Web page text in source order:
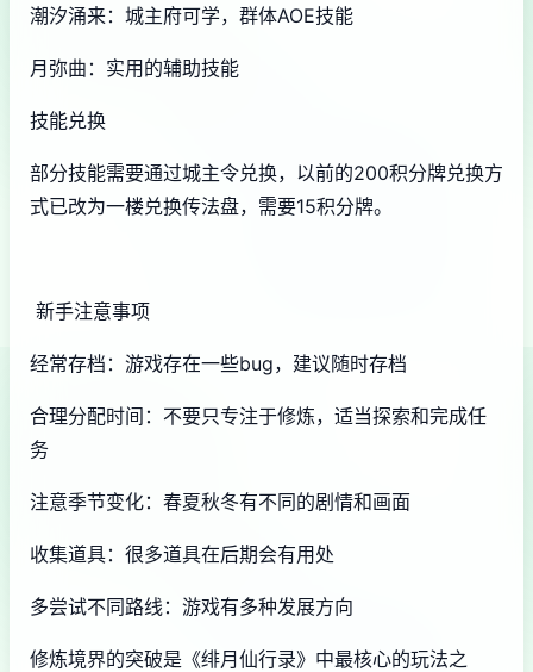
潮汐涌来：城主府可学，群体AOE技能
月弥曲：实用的辅助技能
技能兑换
部分技能需要通过城主令兑换，以前的200积分牌兑换方
式已改为一楼兑换传法盘，需要15积分牌。
新手注意事项
经常存档：游戏存在一些bug，建议随时存档
合理分配时间：不要只专注于修炼，适当探索和完成任
务
注意季节变化：春夏秋冬有不同的剧情和画面
收集道具：很多道具在后期会有用处
多尝试不同路线：游戏有多种发展方向
修炼境界的突破是《绯月仙行录》中最核心的玩法之